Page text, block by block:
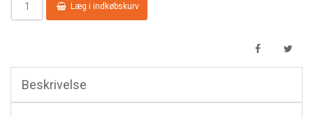
Læg i indkøbskurv
Beskrivelse